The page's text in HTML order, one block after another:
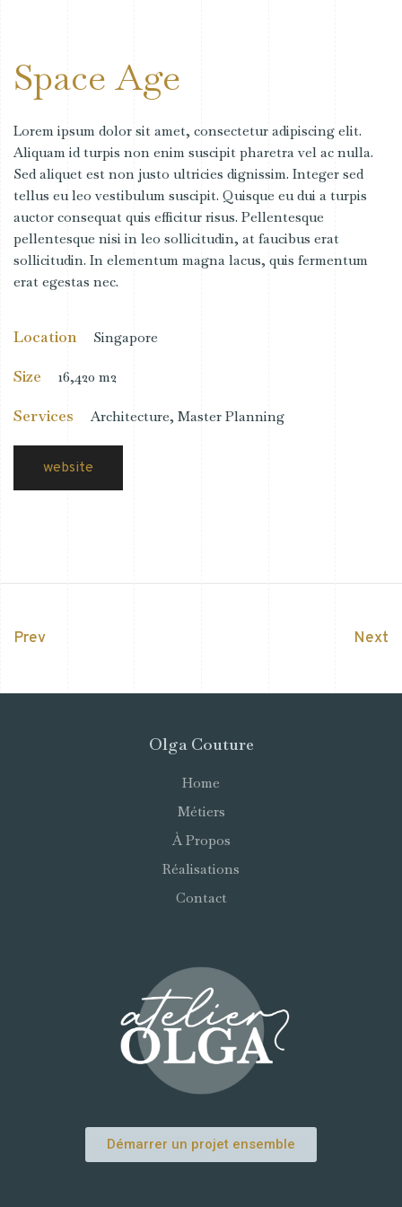
Space Age
Lorem ipsum dolor sit amet, consectetur adipiscing elit.
Aliquam id turpis non enim suscipit pharetra vel ac nulla.
Sed aliquet est non justo ultricies dignissim. Integer sed
tellus eu leo vestibulum suscipit. Quisque eu dui a turpis
auctor consequat quis efficitur risus. Pellentesque
pellentesque nisi in leo sollicitudin, at faucibus erat
sollicitudin. In elementum magna lacus, quis fermentum
erat egestas nec.
Location Singapore
Size 16,420 m2
Services Architecture, Master Planning
website
Prev Next
Olga Couture
Home
Métiers
À Propos
Réalisations
Contact
Démarrer un projet ensemble